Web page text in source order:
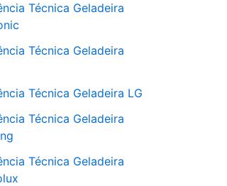
Técnica Geladeira
Técnica Geladeira
Técnica Geladeira LG
Técnica Geladeira
Técnica Geladeira